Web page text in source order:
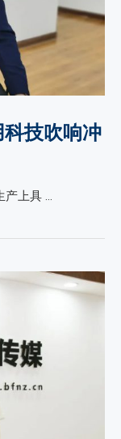
科技吹响冲
产上具 …